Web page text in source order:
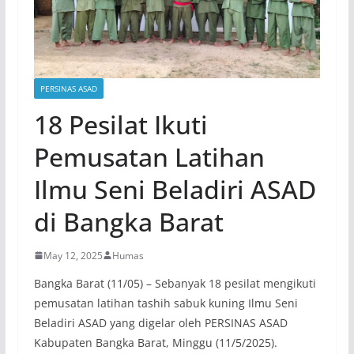
PERSINAS ASAD
18 Pesilat Ikuti
Pemusatan Latihan
Ilmu Seni Beladiri ASAD
di Bangka Barat
May 12, 2025 Humas
Bangka Barat (11/05) – Sebanyak 18 pesilat mengikuti
pemusatan latihan tashih sabuk kuning Ilmu Seni
Beladiri ASAD yang digelar oleh PERSINAS ASAD
Kabupaten Bangka Barat, Minggu (11/5/2025).